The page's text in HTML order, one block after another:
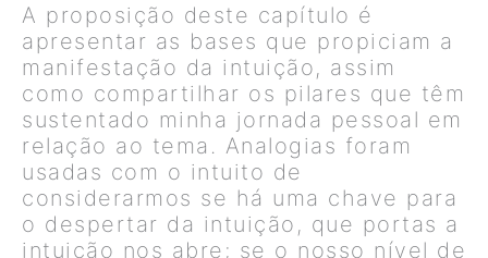
A proposição deste capítulo é
apresentar as bases que propiciam a
manifestação da intuição, assim
como compartilhar os pilares que têm
sustentado minha jornada pessoal em
relação ao tema. Analogias foram
usadas com o intuito de
considerarmos se há uma chave para
o despertar da intuição, que portas a
intuição nos abre; se o nosso nível de